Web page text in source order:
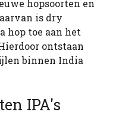
hopsoorten en
is dry
hop toe aan het
ontstaan
binnen India
IPA's